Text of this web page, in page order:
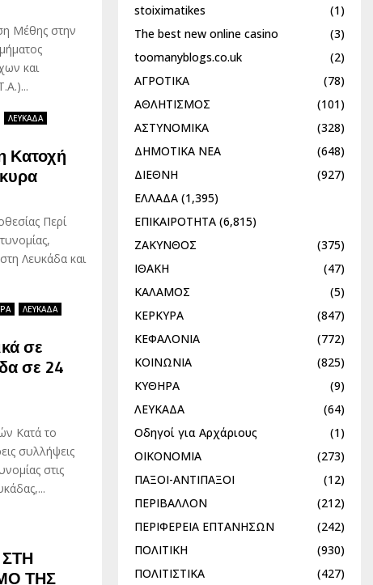
Μέθης στην
και
ΛΕΥΚΑΔΑ
Κατοχή
Περί
Λευκάδα και
ΛΕΥΚΑΔΑ
σε
σε 24
Κατά το
συλλήψεις
στις
ΤΗΣ
stoiximatikes
(1)
The best new online casino
(3)
toomanyblogs.co.uk
(2)
ΑΓΡΟΤΙΚΑ
(78)
ΑΘΛΗΤΙΣΜΟΣ
(101)
ΑΣΤΥΝΟΜΙΚΑ
(328)
ΔΗΜΟΤΙΚΑ ΝΕΑ
(648)
ΔΙΕΘΝΗ
(927)
ΕΛΛΑΔΑ (1,395)
ΕΠΙΚΑΙΡΟΤΗΤΑ (6,815)
ΖΑΚΥΝΘΟΣ
(375)
ΙΘΑΚΗ
(47)
ΚΑΛΑΜΟΣ
(5)
ΚΕΡΚΥΡΑ
(847)
ΚΕΦΑΛΟΝΙΑ
(772)
ΚΟΙΝΩΝΙΑ
(825)
ΚΥΘΗΡΑ
(9)
ΛΕΥΚΑΔΑ
(64)
Οδηγοί για Αρχάριους
(1)
ΟΙΚΟΝΟΜΙΑ
(273)
ΠΑΞΟΙ-ΑΝΤΙΠΑΞΟΙ
(12)
ΠΕΡΙΒΑΛΛΟΝ
(212)
ΠΕΡΙΦΕΡΕΙΑ ΕΠΤΑΝΗΣΩΝ
(242)
ΠΟΛΙΤΙΚΗ
(930)
ΠΟΛΙΤΙΣΤΙΚΑ
(427)